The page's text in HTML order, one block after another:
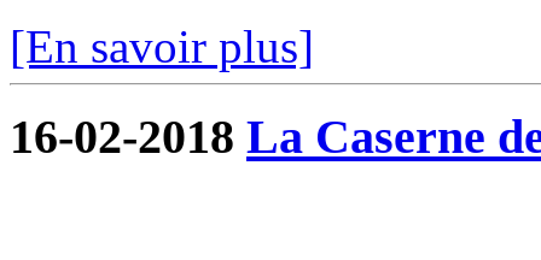
[En savoir plus]
16-02-2018 La Caserne